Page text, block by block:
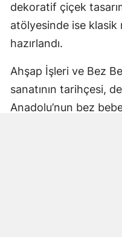
dekoratif çiçek
atölyesinde ise klasik
hazırlandı.
Ahşap İşleri ve Bez
sanatının tarihçesi,
Anadolu’nun bez